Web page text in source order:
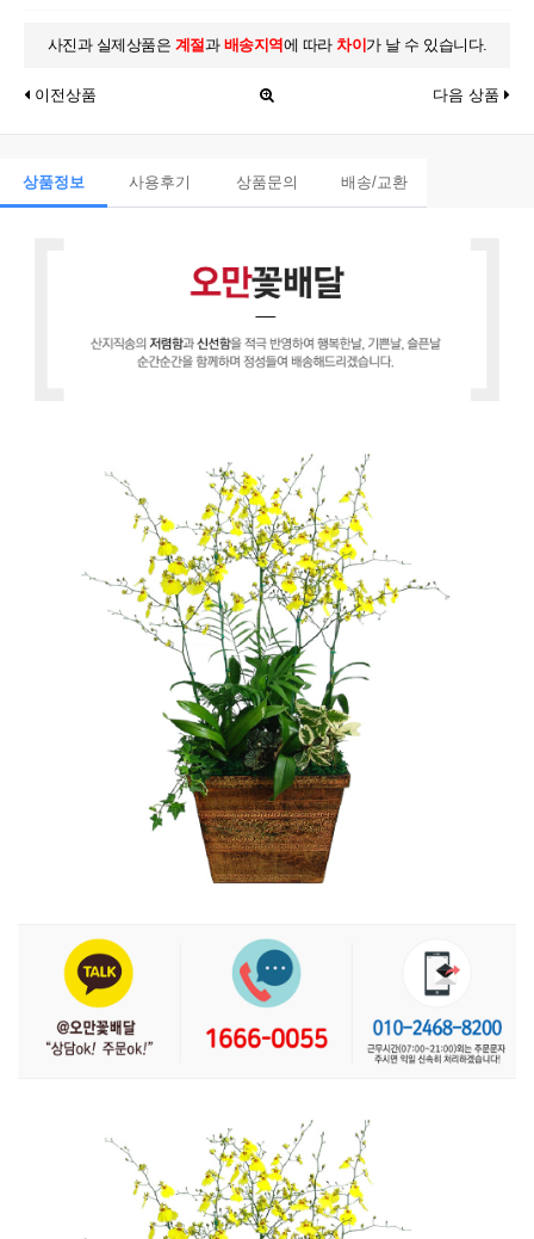
사진과 실제상품은 계절과 배송지역에 따라 차이 가 날 수 있습니다.
이전상품 다음 상품
상품정보 사용후기 상품문의 배송/교환